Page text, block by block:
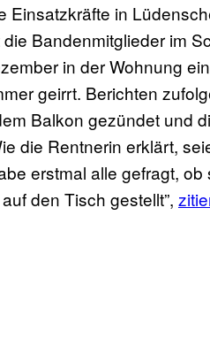
Einsatzkräfte in
Bandenmitglieder im
in der Wohnung
geirrt. Berichten
Balkon gezündet und
die Rentnerin erklärt,
erstmal alle gefragt,
den Tisch gestellt”,